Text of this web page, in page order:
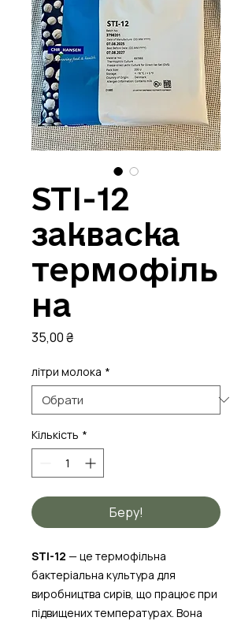
STI-12
закваска
термофіль
на
35,00 ₴Ціна
літри молока *
Кількість *
Беру!
STI-12 — це термофільна
бактеріальна культура для
виробництва сирів, що працює при
підвищених температурах. Вона